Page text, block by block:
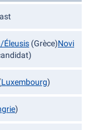
Éleusis (Grèce)Novi
Luxembourg)
)